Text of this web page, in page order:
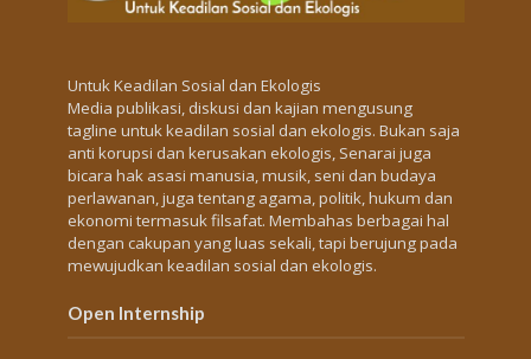
Untuk Keadilan Sosial dan Ekologis
Media publikasi, diskusi dan kajian mengusung
tagline untuk keadilan sosial dan ekologis. Bukan saja
anti korupsi dan kerusakan ekologis, Senarai juga
bicara hak asasi manusia, musik, seni dan budaya
perlawanan, juga tentang agama, politik, hukum dan
ekonomi termasuk filsafat. Membahas berbagai hal
dengan cakupan yang luas sekali, tapi berujung pada
mewujudkan keadilan sosial dan ekologis.
Open Internship